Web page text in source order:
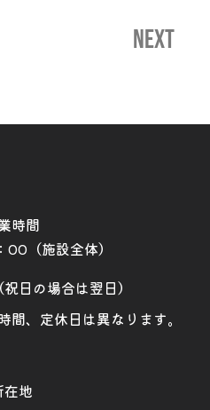
NEXT
時間
（施設全体）
日の場合は翌日）
、定休日は異なります。
在地